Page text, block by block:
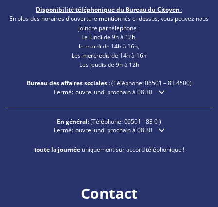
Disponibilité téléphonique du Bureau du Citoyen :
En plus des horaires d'ouverture mentionnés ci-dessus, vous pouvez nous
joindre par téléphone :
Le lundi de 9h à 12h,
le mardi de 14h à 16h,
Les mercredis de 14h à 16h
Les jeudis de 9h à 12h
Bureau des affaires sociales :(Téléphone:06501 – 834500)
Cliquez pour masquer les heures d'ouverture ou de
Fermé: ouvre lundi prochain à 08:30
En général:(Téléphone:06501 - 83 0)
Cliquez pour masquer les heures d'ouverture ou de
Fermé: ouvre lundi prochain à 08:30
toute la journéeuniquement sur accord téléphonique !
Contact